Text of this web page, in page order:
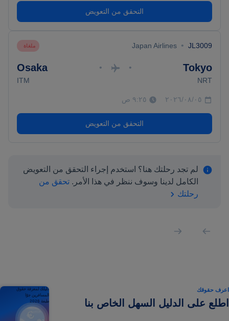
التحقق من التعويض
JL3009
•
Japan Airlines ملغاة
Tokyo
•
•
Osaka
NRT
ITM
٠٥‏/٠٨‏/٢٠٢٦ ٩:٢٥ ص
التحقق من التعويض
لم تجد رحلتك هنا؟ استخدم إجراء التحقق من التعويض
الكامل لدينا وسوف ننظر في هذا الأمر. تحقق من
رحلتك
اعرف حقوقك
اطلع على الدليل السهل الخاص بنا
دليلك لمعرفة حقوق
المسافرين جوًا
طبعة 2026